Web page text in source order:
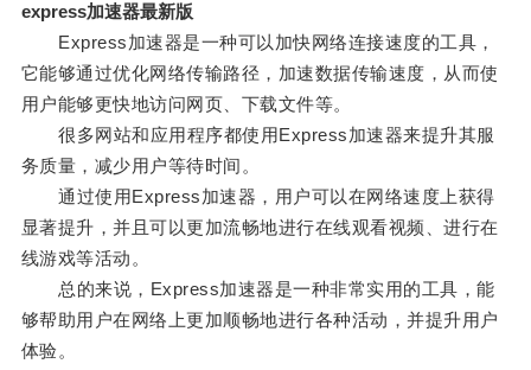
express加速器最新版
Express加速器是一种可以加快网络连接速度的工具，
它能够通过优化网络传输路径，加速数据传输速度，从而使
用户能够更快地访问网页、下载文件等。
很多网站和应用程序都使用Express加速器来提升其服
务质量，减少用户等待时间。
通过使用Express加速器，用户可以在网络速度上获得
显著提升，并且可以更加流畅地进行在线观看视频、进行在
线游戏等活动。
总的来说，Express加速器是一种非常实用的工具，能
够帮助用户在网络上更加顺畅地进行各种活动，并提升用户
体验。